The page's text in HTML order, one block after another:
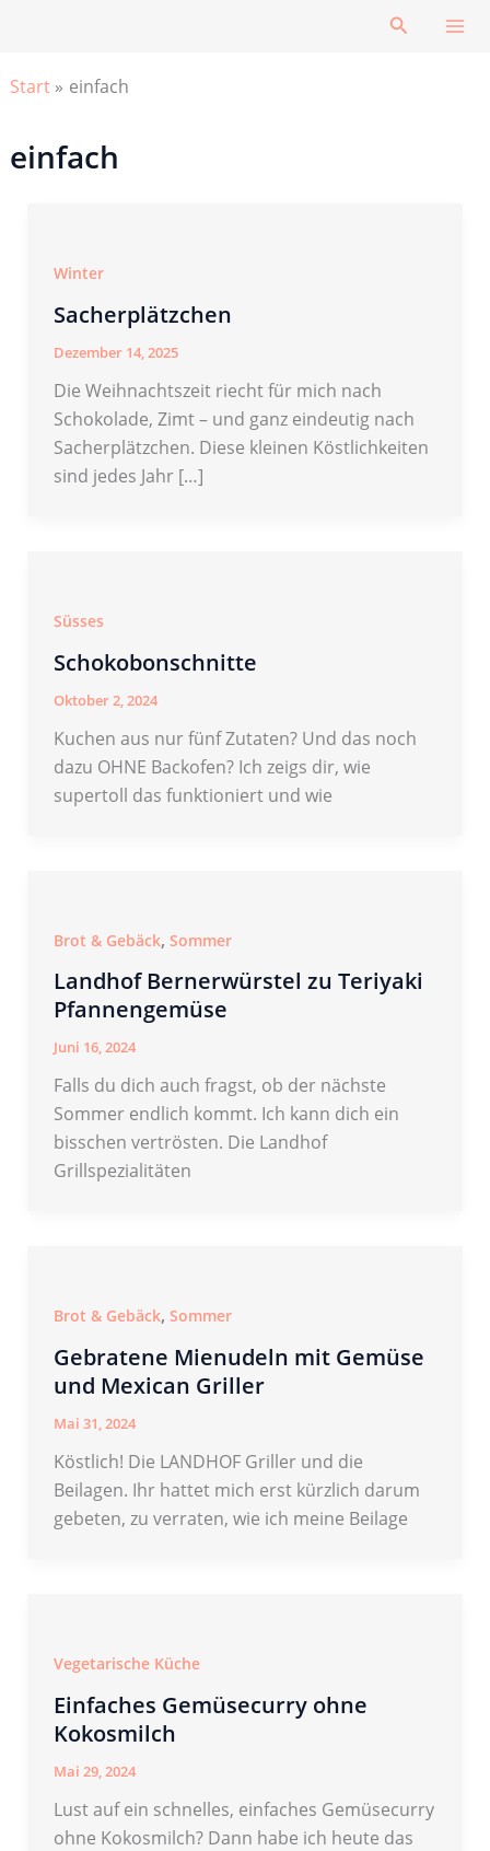
Suchen
Start einfach
einfach
Winter
Sacherplätzchen
Dezember 14, 2025
Die Weihnachtszeit riecht für mich nach
Schokolade, Zimt – und ganz eindeutig nach
Sacherplätzchen. Diese kleinen Köstlichkeiten
sind jedes Jahr […]
Süsses
Schokobonschnitte
Oktober 2, 2024
Kuchen aus nur fünf Zutaten? Und das noch
dazu OHNE Backofen? Ich zeigs dir, wie
supertoll das funktioniert und wie
Brot & Gebäck, Sommer
Landhof Bernerwürstel zu Teriyaki
Pfannengemüse
Juni 16, 2024
Falls du dich auch fragst, ob der nächste
Sommer endlich kommt. Ich kann dich ein
bisschen vertrösten. Die Landhof
Grillspezialitäten
Brot & Gebäck, Sommer
Gebratene Mienudeln mit Gemüse
und Mexican Griller
Mai 31, 2024
Köstlich! Die LANDHOF Griller und die
Beilagen. Ihr hattet mich erst kürzlich darum
gebeten, zu verraten, wie ich meine Beilage
Vegetarische Küche
Einfaches Gemüsecurry ohne
Kokosmilch
Mai 29, 2024
Lust auf ein schnelles, einfaches Gemüsecurry
ohne Kokosmilch? Dann habe ich heute das